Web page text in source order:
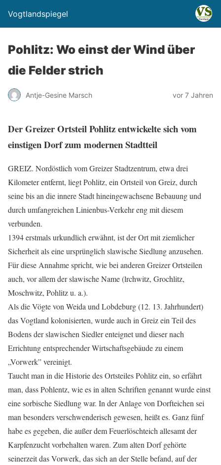
Vogtlandspiegel
Pohlitz: Wo einst der Wind über
die Felder strich
Antje-Gesine Marsch vor 7 Jahren
Der Greizer Ortsteil Pohlitz entwickelte sich vom
einstigen Dorf zum modernen Stadtteil
GREIZ. Nordöstlich vom Greizer Stadtzentrum, etwa drei
Kilometer entfernt, liegt Pohlitz, ein Ortsteil von Greiz, durch
seine bis an die innere Stadt hineingewachsene Bebauung und
durch umfangreichen Linienbus-Verkehr eng mit diesem
verbunden.
1394 erstmals urkundlich erwähnt, ist der Ort mit ziemlicher
Sicherheit als eine ursprünglich slawische Siedlung anzusehen.
Für diese Annahme spricht, wie bei anderen Greizer Ortsteilen
auch, vor allem der slawische Name (lrchwitz, Grochlitz,
Moschwitz, Pohlitz u. a.).
Als die Vögte von Weida und Lobdeburg (12. 13. Jahrhundert)
das Vogtland kolonisierten, wurde auch in Greiz ein Teil des
Bodens der slawischen Siedler enteignet und dieser nach
Errichtung entsprechender Wirtschaftsgebäude zu einem
„Vorwerk” vereinigt.
Taucht man in die Historie des Ortsteiles Pohlitz ein, so erfährt
man, dass Pohlentz, wie es in alten Schriften genannt wurde einst
eine sorbische Siedlung war. In der Anlage von Dorfteichen sei
man besonders verschwenderisch gewesen, heißt es. Ganz fünf
habe es gegeben, die außer dem Feuerlöschteich allesamt der
Karpfenzucht vorbehalten waren. Zum alten Dorf gehörte
seinerzeit das Vorwerk, das sich an der Stelle befand, auf der